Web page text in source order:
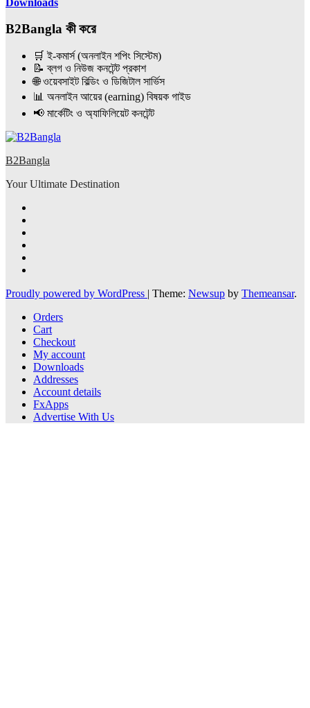
B2Bangla কী করে
🛒 ই-কমার্স (অনলাইন শপিং সিস্টেম)
📝 ব্লগ ও নিউজ কনটেন্ট প্রকাশ
🌐 ওয়েবসাইট বিল্ডিং ও ডিজিটাল সার্ভিস
📊 অনলাইন আয়ের (earning) বিষয়ক গাইড
📢 মার্কেটিং ও অ্যাফিলিয়েট কনটেন্ট
B2Bangla
Your Ultimate Destination
Proudly powered by WordPress | Theme: Newsup by Themeansar.
Orders
Cart
Checkout
My account
Downloads
Addresses
Account details
FxApps
Advertise With Us